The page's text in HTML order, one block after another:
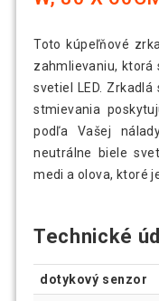
Toto kúpeľňové
zahmlievaniu,
svetiel LED.
stmievania
podľa Vašej
neutrálne biele
medi a olova, ktoré
Technické
dotykový senzor